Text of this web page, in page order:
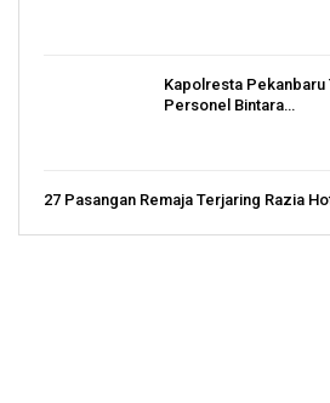
Kapolresta
Personel Bintara…
27 Pasangan Remaja Terjaring Razia